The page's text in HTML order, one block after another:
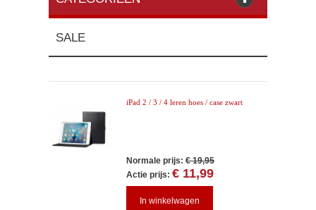
SALE
iPad 2 / 3 / 4 leren hoes / case zwart
Normale prijs: € 19,95
Actie prijs: € 11,99
In winkelwagen